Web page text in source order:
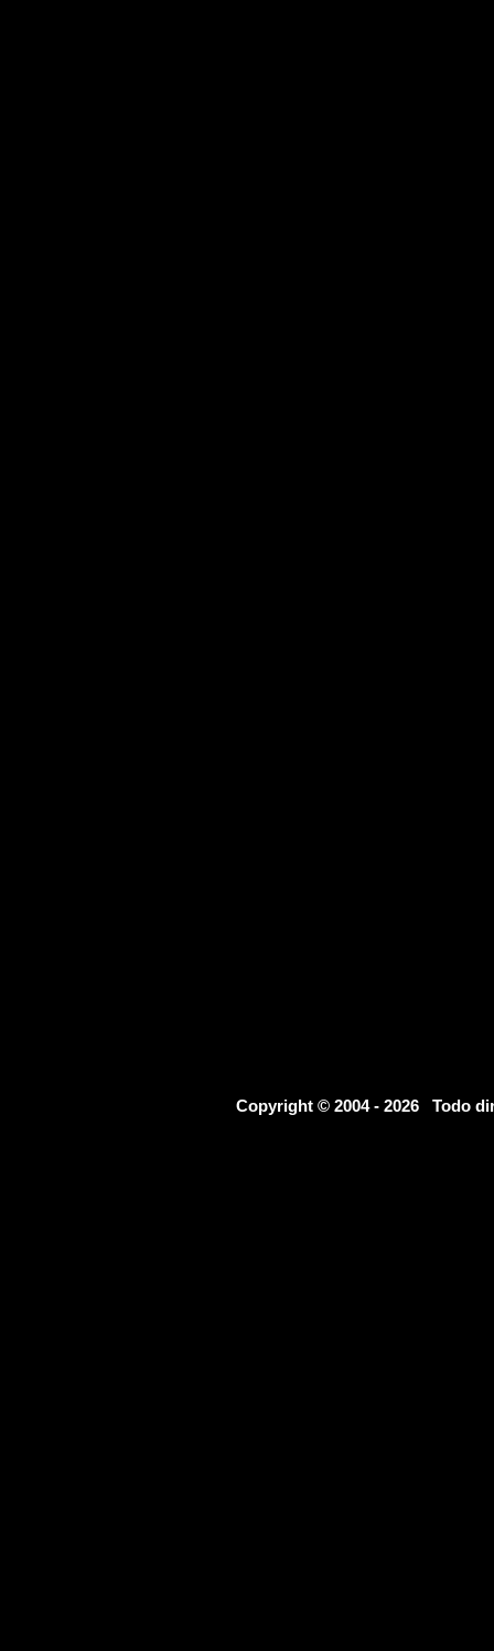
Copyright © 2004 - 2026 Todo